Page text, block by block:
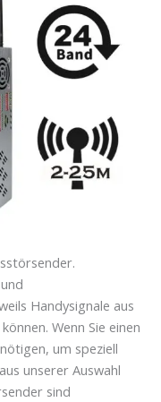
Handysignale aus
Wenn Sie einen
um speziell
unserer Auswahl
sind